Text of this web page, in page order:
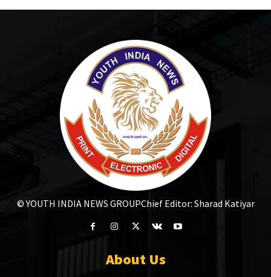
© YOUTH INDIA NEWS GROUPChief Editor: Sharad Katiyar
About Us